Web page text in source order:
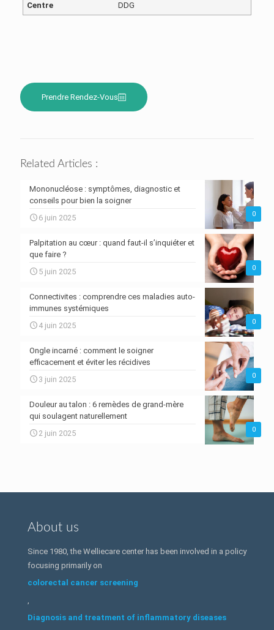
Centre DDG
Prendre Rendez-Vous
Related Articles :
0
Mononucléose : symptômes, diagnostic et
conseils pour bien la soigner
6 juin 2025
0
Palpitation au cœur : quand faut-il s’inquiéter et
que faire ?
5 juin 2025
0
Connectivites : comprendre ces maladies auto-
immunes systémiques
4 juin 2025
0
Ongle incarné : comment le soigner
efficacement et éviter les récidives
3 juin 2025
0
Douleur au talon : 6 remèdes de grand-mère
qui soulagent naturellement
2 juin 2025
About us
Since 1980, the Welliecare center has been involved in a policy
focusing primarily on
colorectal cancer screening
,
Diagnosis and treatment of inflammatory diseases